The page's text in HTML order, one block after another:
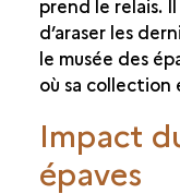
prend le relais.
d’araser les
le musée des
où sa collection
Impact
épaves